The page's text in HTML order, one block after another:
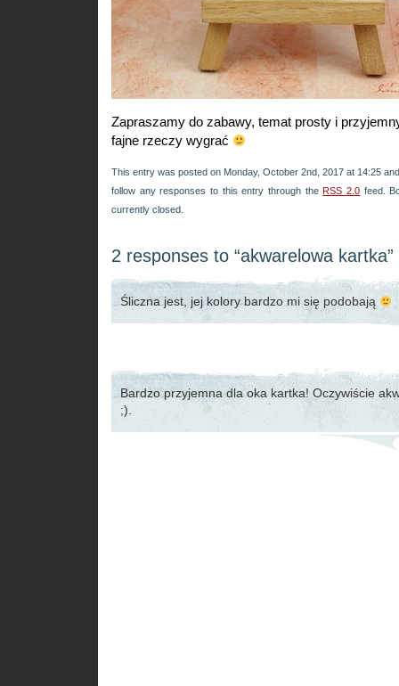
Zapraszamy do zabawy, temat prosty i
fajne rzeczy wygrać
This entry was posted on Monday, October 2nd, 2017 at 14:25
follow any responses to this entry through the RSS 2.0 feed.
currently closed.
2 responses to “akwarelowa kartka”
Śliczna jest, jej kolory bardzo mi się podobają
Bardzo przyjemna dla oka kartka! Oczywiście
;).